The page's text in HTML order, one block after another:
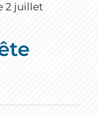
2 juillet